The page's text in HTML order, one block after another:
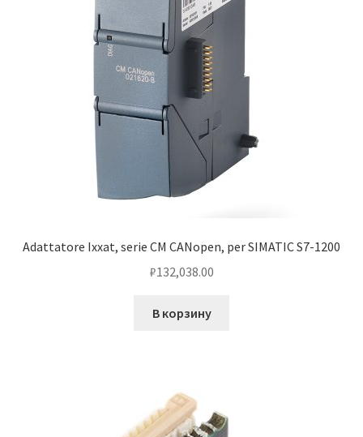
Adattatore Ixxat, serie CM CANopen, per SIMATIC S7-1200
₽132,038.00
В корзину